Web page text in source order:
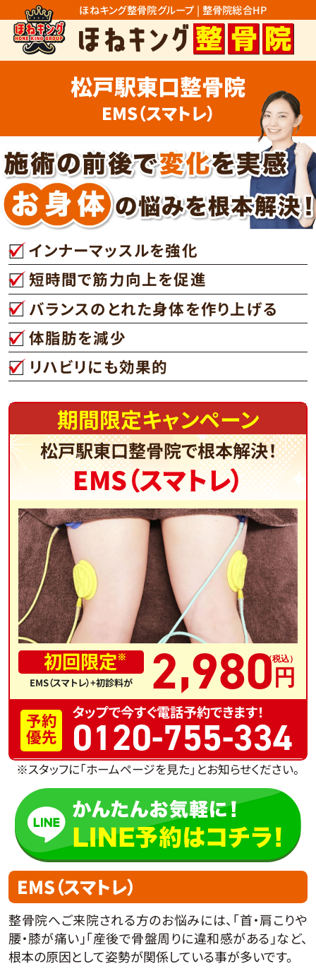
ほねキング整骨院グループ | 整骨院総合HP
松戸駅東口整骨院
EMS（スマトレ）
インナーマッスルを強化
短時間で筋力向上を促進
バランスのとれた身体を作り上げる
体脂肪を減少
リハビリにも効果的
期間限定キャンペーン
松戸駅東口整骨院で根本解決！
EMS（スマトレ）
初回限定※
EMS（スマトレ）+初診料が
2,980
予約
優先 0120-755-334
タップで今すぐ電話予約できます！
※スタッフに「ホームページを見た」とお知らせください。
EMS（スマトレ）
整骨院へご来院される方のお悩みには、「首・肩こりや
腰・膝が痛い」「産後で骨盤周りに違和感がある」など、
根本の原因として姿勢が関係している事が多いです。